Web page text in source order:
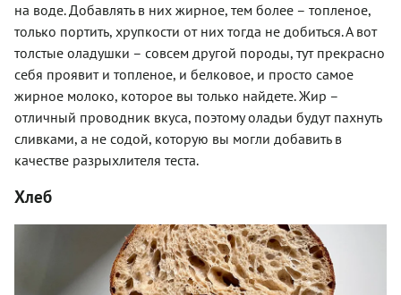
на воде. Добавлять в них жирное, тем более – топленое,
только портить, хрупкости от них тогда не добиться. А вот
толстые оладушки – совсем другой породы, тут прекрасно
себя проявит и топленое, и белковое, и просто самое
жирное молоко, которое вы только найдете. Жир –
отличный проводник вкуса, поэтому оладьи будут пахнуть
сливками, а не содой, которую вы могли добавить в
качестве разрыхлителя теста.
Хлеб